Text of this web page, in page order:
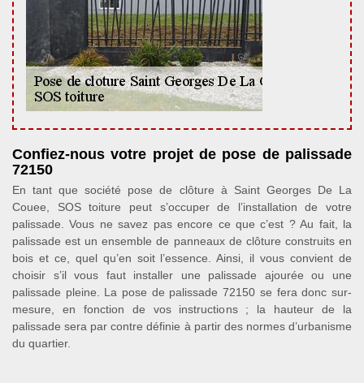
Confiez-nous votre projet de pose de palissade
72150
En tant que société pose de clôture à Saint Georges De La
Couee, SOS toiture peut s’occuper de l’installation de votre
palissade. Vous ne savez pas encore ce que c’est ? Au fait, la
palissade est un ensemble de panneaux de clôture construits en
bois et ce, quel qu’en soit l’essence. Ainsi, il vous convient de
choisir s’il vous faut installer une palissade ajourée ou une
palissade pleine. La pose de palissade 72150 se fera donc sur-
mesure, en fonction de vos instructions ; la hauteur de la
palissade sera par contre définie à partir des normes d’urbanisme
du quartier.